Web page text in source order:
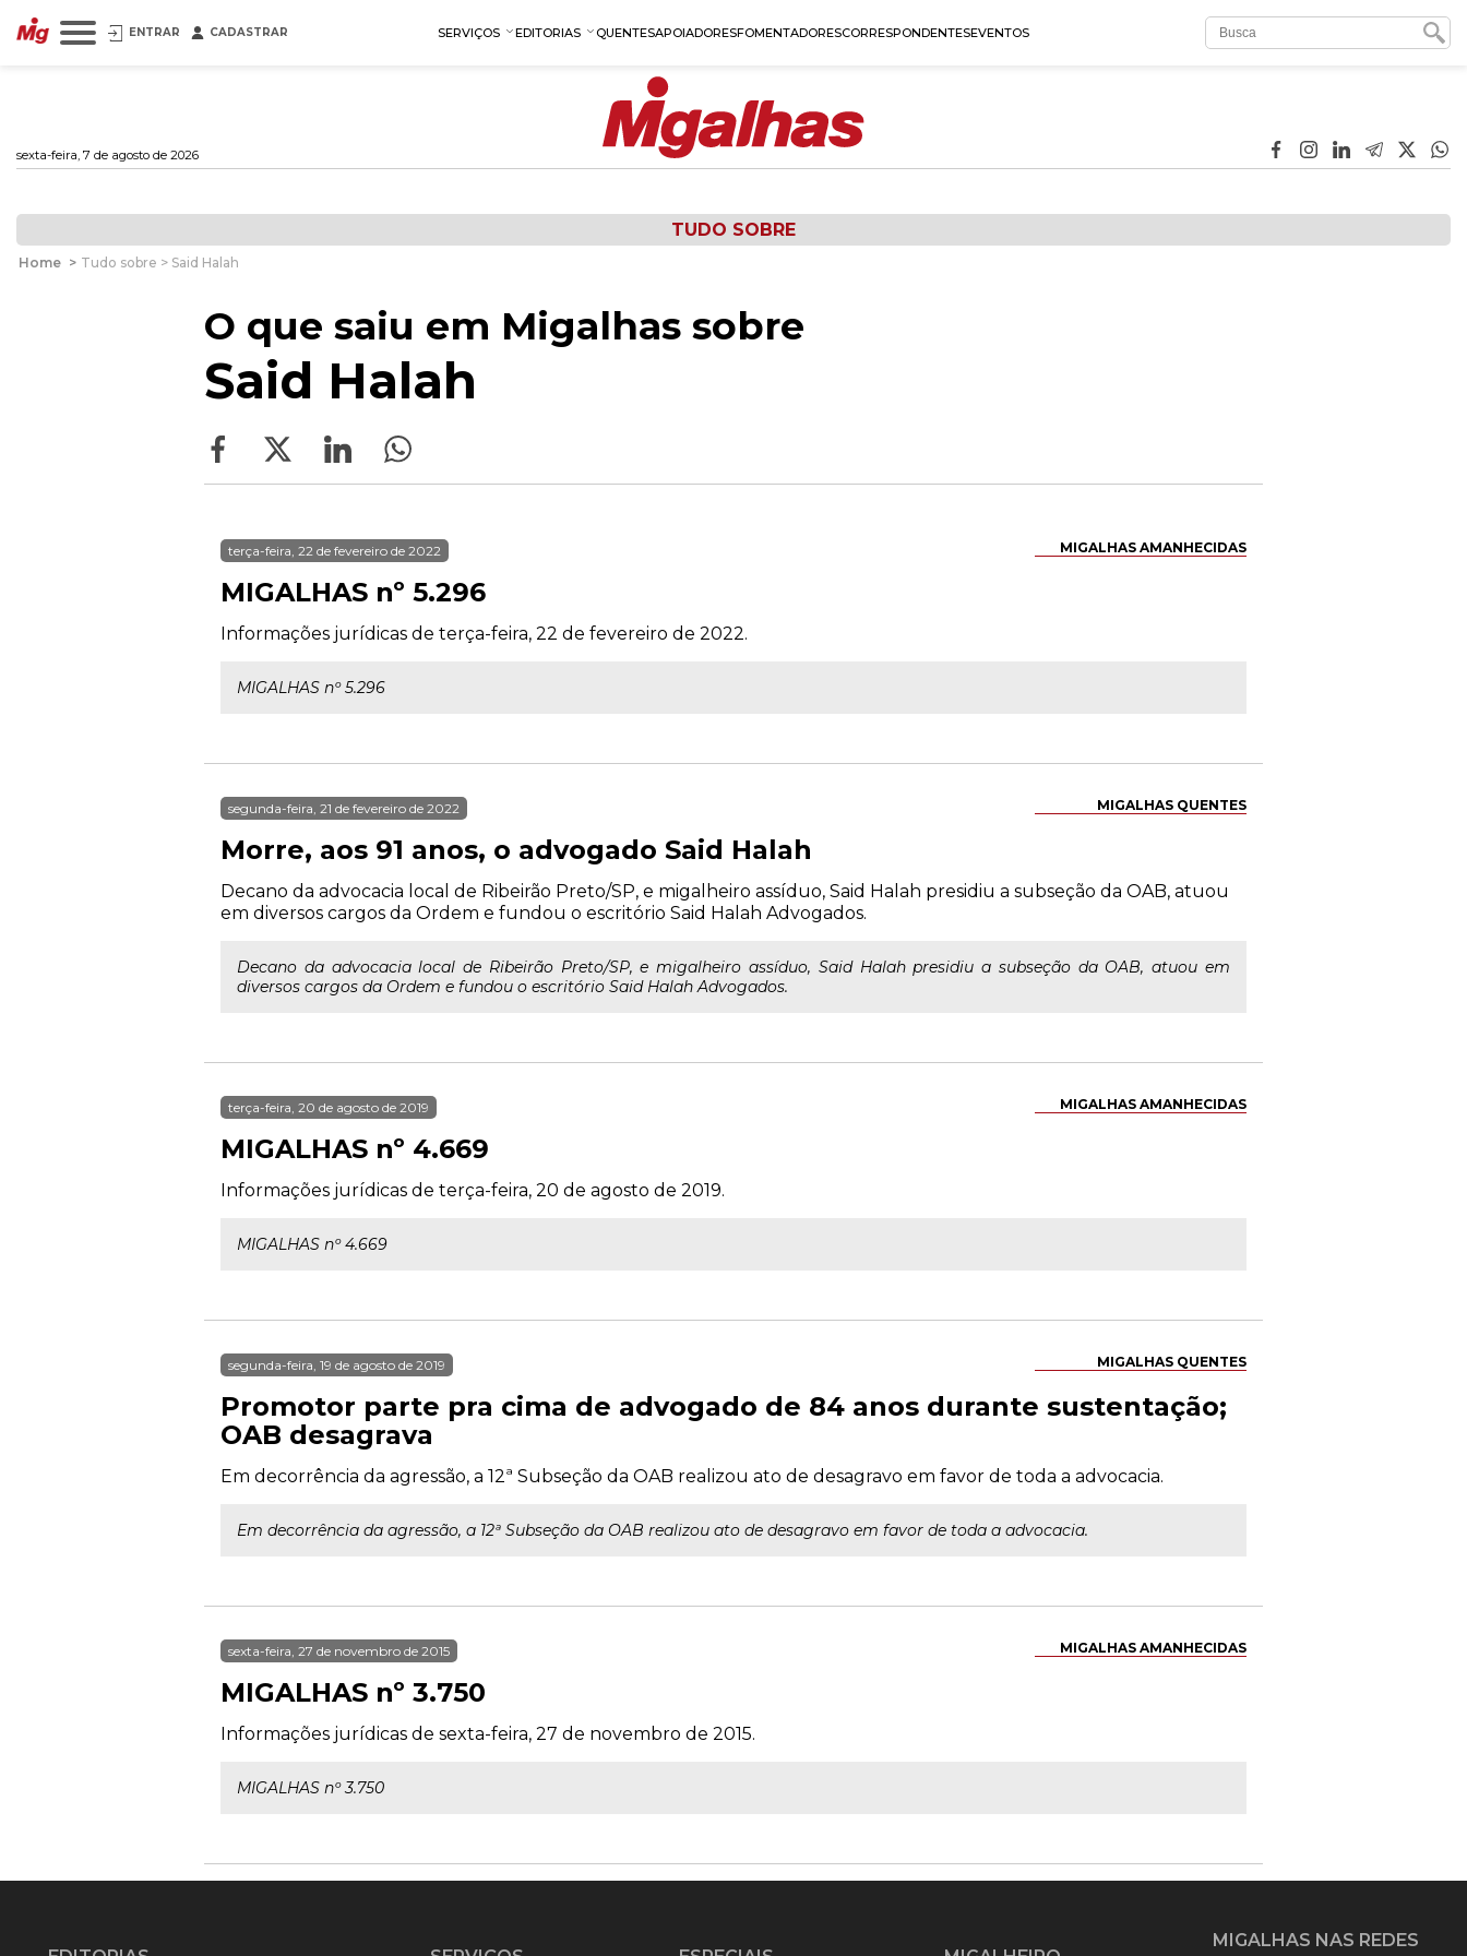
ENTRAR CADASTRAR SERVIÇOS EDITORIAS QUENTESAPOIADORESFOMENTADORESCORRESPONDENTESEVENTOS
sexta-feira, 7 de agosto de 2026
TUDO SOBRE
Home > Tudo sobre > Said Halah
O que saiu em Migalhas sobre
Said Halah
MIGALHAS AMANHECIDAS
terça-feira, 22 de fevereiro de 2022
MIGALHAS nº 5.296
Informações jurídicas de terça-feira, 22 de fevereiro de 2022.
MIGALHAS nº 5.296
MIGALHAS QUENTES
segunda-feira, 21 de fevereiro de 2022
Morre, aos 91 anos, o advogado Said Halah
Decano da advocacia local de Ribeirão Preto/SP, e migalheiro assíduo, Said Halah presidiu a subseção da OAB, atuou
em diversos cargos da Ordem e fundou o escritório Said Halah Advogados.
Decano da advocacia local de Ribeirão Preto/SP, e migalheiro assíduo, Said Halah presidiu a subseção da OAB, atuou em
diversos cargos da Ordem e fundou o escritório Said Halah Advogados.
MIGALHAS AMANHECIDAS
terça-feira, 20 de agosto de 2019
MIGALHAS nº 4.669
Informações jurídicas de terça-feira, 20 de agosto de 2019.
MIGALHAS nº 4.669
MIGALHAS QUENTES
segunda-feira, 19 de agosto de 2019
Promotor parte pra cima de advogado de 84 anos durante sustentação;
OAB desagrava
Em decorrência da agressão, a 12ª Subseção da OAB realizou ato de desagravo em favor de toda a advocacia.
Em decorrência da agressão, a 12ª Subseção da OAB realizou ato de desagravo em favor de toda a advocacia.
MIGALHAS AMANHECIDAS
sexta-feira, 27 de novembro de 2015
MIGALHAS nº 3.750
Informações jurídicas de sexta-feira, 27 de novembro de 2015.
MIGALHAS nº 3.750
MIGALHAS NAS REDES